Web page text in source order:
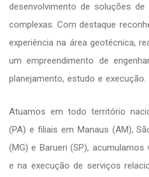
desenvolvimento de soluções
complexas. Com destaque
experiência na área geotécnica,
um empreendimento de
planejamento, estudo e execução.
Atuamos em todo território
(PA) e filiais em Manaus (AM),
(MG) e Barueri (SP),
e na execução de serviços